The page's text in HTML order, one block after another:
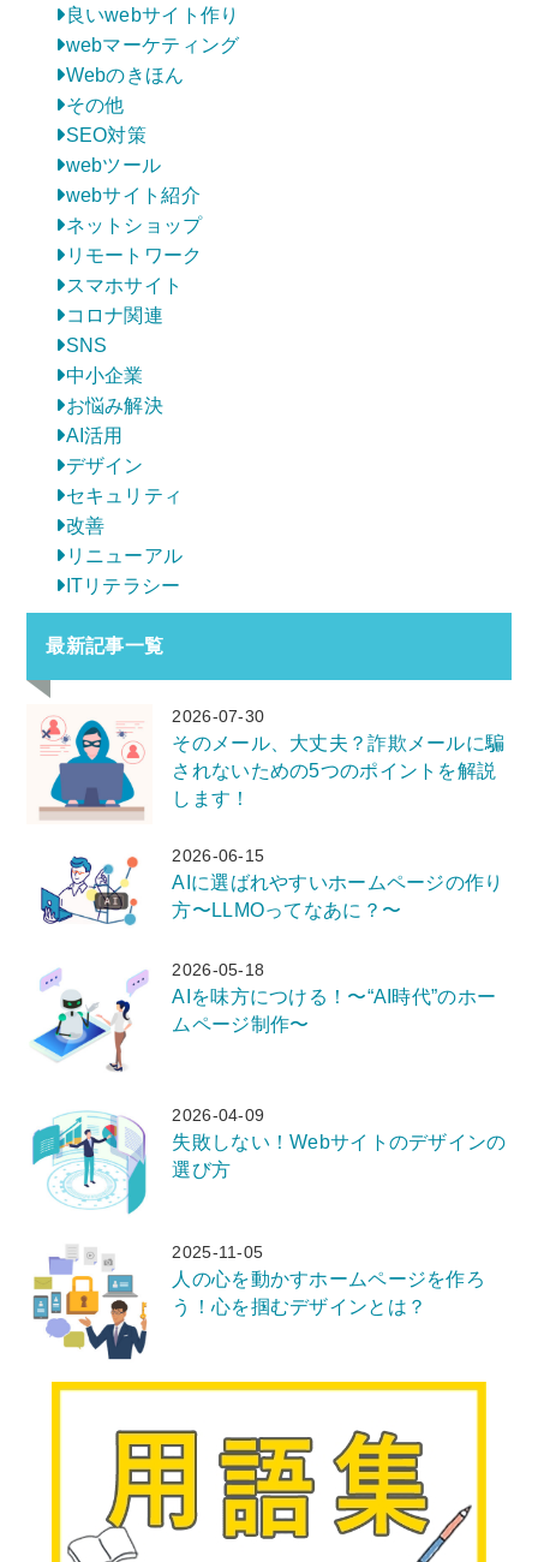
良いwebサイト作り
webマーケティング
Webのきほん
その他
SEO対策
webツール
webサイト紹介
ネットショップ
リモートワーク
スマホサイト
コロナ関連
SNS
中小企業
お悩み解決
AI活用
デザイン
セキュリティ
改善
リニューアル
ITリテラシー
最新記事一覧
2026-07-30
そのメール、大丈夫？詐欺メールに騙
されないための5つのポイントを解説
します！
2026-06-15
AIに選ばれやすいホームページの作り
方〜LLMOってなあに？〜
2026-05-18
AIを味方につける！〜“AI時代”のホー
ムページ制作〜
2026-04-09
失敗しない！Webサイトのデザインの
選び方
2025-11-05
人の心を動かすホームページを作ろ
う！心を掴むデザインとは？